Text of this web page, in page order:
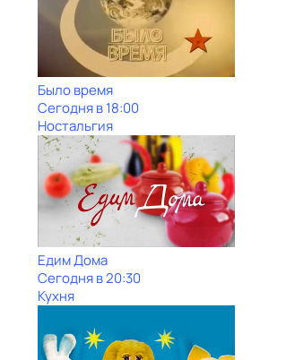
Было время
Сегодня в 18:00
Ностальгия
Едим Дома
Сегодня в 20:30
Кухня